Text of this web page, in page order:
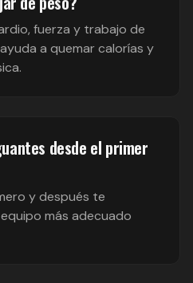
fuerza y trabajo de
a quemar calorías y
desde el primer
y después te
más adecuado